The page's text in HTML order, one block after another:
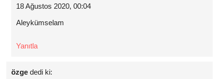
18 Ağustos 2020, 00:04
Aleykümselam
Yanıtla
özge dedi ki: